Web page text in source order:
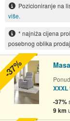
Pozicioniranje na
više.
* najniža cijena
posebnog oblika
XXXL
-37%
9 km
-37%